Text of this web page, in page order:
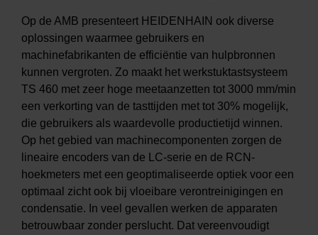
Op de AMB presenteert HEIDENHAIN ook diverse
oplossingen waarmee gebruikers en
machinefabrikanten de efficiëntie van hulpbronnen
kunnen vergroten. Zo maakt het werkstuktastsysteem
TS 460 met zeer hoge meetaanzetten tot 3000 mm/min
een verkorting van de tasttijden met tot 30% mogelijk,
die gebruikers als waardevolle productietijd winnen.
Op het gebied van machinecomponenten zorgen de
lineaire encoders van de LC-serie en de RCN-
hoekmeters met een geoptimaliseerde optiek voor een
optimaal zicht ook bij vloeibare verontreinigingen en
condensatie. In veel gevallen werken de apparaten
betrouwbaar zonder perslucht. Dat vereenvoudigt